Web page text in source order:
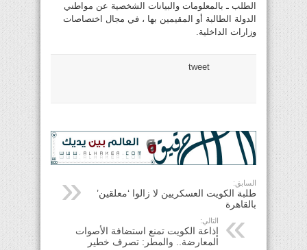
الطلب ـ بالمعلومات والبيانات الشخصية عن مواطني
الدولة الطالبة أو المقيمين بها ، في مجال اختصاصات
وزارات الداخلية.
tweet
السابق:
طلبة الكويت العسكريين لا زالوا ‘معلقين’
بالقاهرة
التالي:
إذاعة الكويت تمنع استضافة الأصوات
المعارضة.. والمطر: تصرف خطير